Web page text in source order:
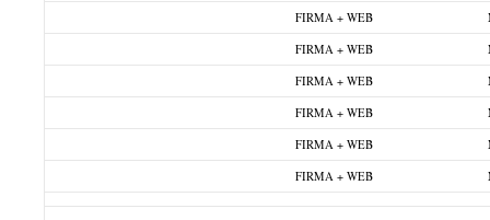
FIRMA + WEB
FIRMA + WEB
FIRMA + WEB
FIRMA + WEB
FIRMA + WEB
FIRMA + WEB